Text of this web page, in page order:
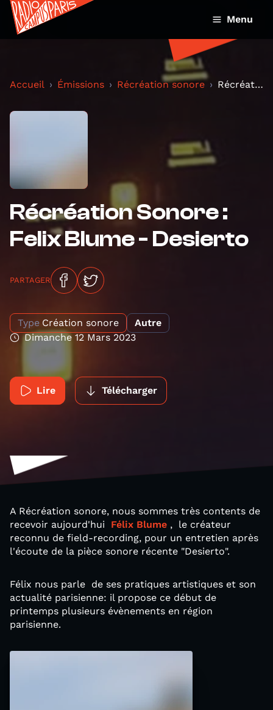
Menu
Accueil Émissions Récréation sonore Récréation Sonore : Felix Blume - Desierto
Récréation Sonore :
Felix Blume - Desierto
PARTAGER
Type Création sonore
Autre
Dimanche 12 Mars 2023
Lire Télécharger
A Récréation sonore, nous sommes très contents de
recevoir aujourd'hui Félix Blume , le créateur
reconnu de field-recording, pour un entretien après
l'écoute de la pièce sonore récente "Desierto".
Félix nous parle de ses pratiques artistiques et son
actualité parisienne: il propose ce début de
printemps plusieurs évènements en région
parisienne.